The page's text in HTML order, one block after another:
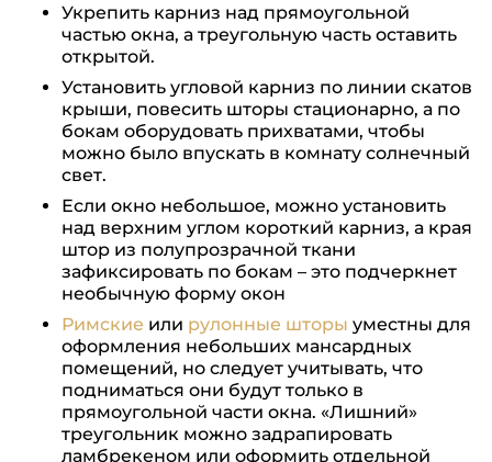
Укрепить карниз над прямоугольной
частью окна, а треугольную часть оставить
открытой.
Установить угловой карниз по линии скатов
крыши, повесить шторы стационарно, а по
бокам оборудовать прихватами, чтобы
можно было впускать в комнату солнечный
свет.
Если окно небольшое, можно установить
над верхним углом короткий карниз, а края
штор из полупрозрачной ткани
зафиксировать по бокам – это подчеркнет
необычную форму окон
Римские или рулонные шторы уместны для
оформления небольших мансардных
помещений, но следует учитывать, что
подниматься они будут только в
прямоугольной части окна. «Лишний»
треугольник можно задрапировать
ламбрекеном или оформить отдельной